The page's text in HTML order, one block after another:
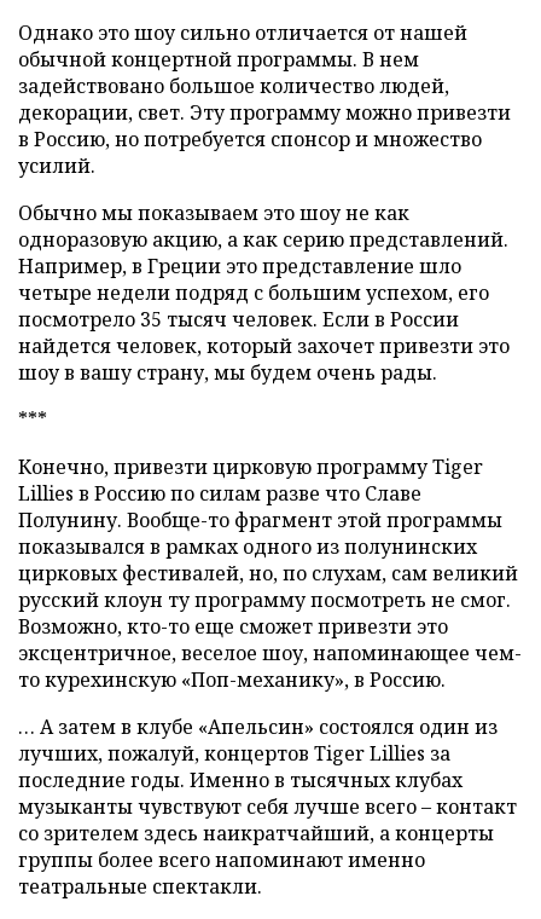
Однако это шоу сильно отличается от нашей
обычной концертной программы. В нем
задействовано большое количество людей,
декорации, свет. Эту программу можно привезти
в Россию, но потребуется спонсор и множество
усилий.
Обычно мы показываем это шоу не как
одноразовую акцию, а как серию представлений.
Например, в Греции это представление шло
четыре недели подряд с большим успехом, его
посмотрело 35 тысяч человек. Если в России
найдется человек, который захочет привезти это
шоу в вашу страну, мы будем очень рады.
***
Конечно, привезти цирковую программу Tiger
Lillies в Россию по силам разве что Славе
Полунину. Вообще-то фрагмент этой программы
показывался в рамках одного из полунинских
цирковых фестивалей, но, по слухам, сам великий
русский клоун ту программу посмотреть не смог.
Возможно, кто-то еще сможет привезти это
эксцентричное, веселое шоу, напоминающее чем-
то курехинскую «Поп-механику», в Россию.
… А затем в клубе «Апельсин» состоялся один из
лучших, пожалуй, концертов Tiger Lillies за
последние годы. Именно в тысячных клубах
музыканты чувствуют себя лучше всего – контакт
со зрителем здесь наикратчайший, а концерты
группы более всего напоминают именно
театральные спектакли.